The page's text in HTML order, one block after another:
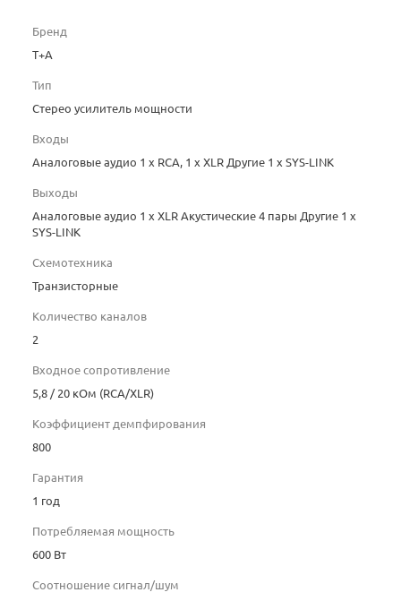
Бренд
T+A
Тип
Стерео усилитель мощности
Входы
Аналоговые аудио 1 x RCA, 1 x XLR Другие 1 х SYS-LINK
Выходы
Аналоговые аудио 1 x XLR Акустические 4 пары Другие 1 х
SYS-LINK
Схемотехника
Транзисторные
Количество каналов
2
Входное сопротивление
5,8 / 20 кОм (RCA/XLR)
Коэффициент демпфирования
800
Гарантия
1 год
Потребляемая мощность
600 Вт
Соотношение сигнал/шум